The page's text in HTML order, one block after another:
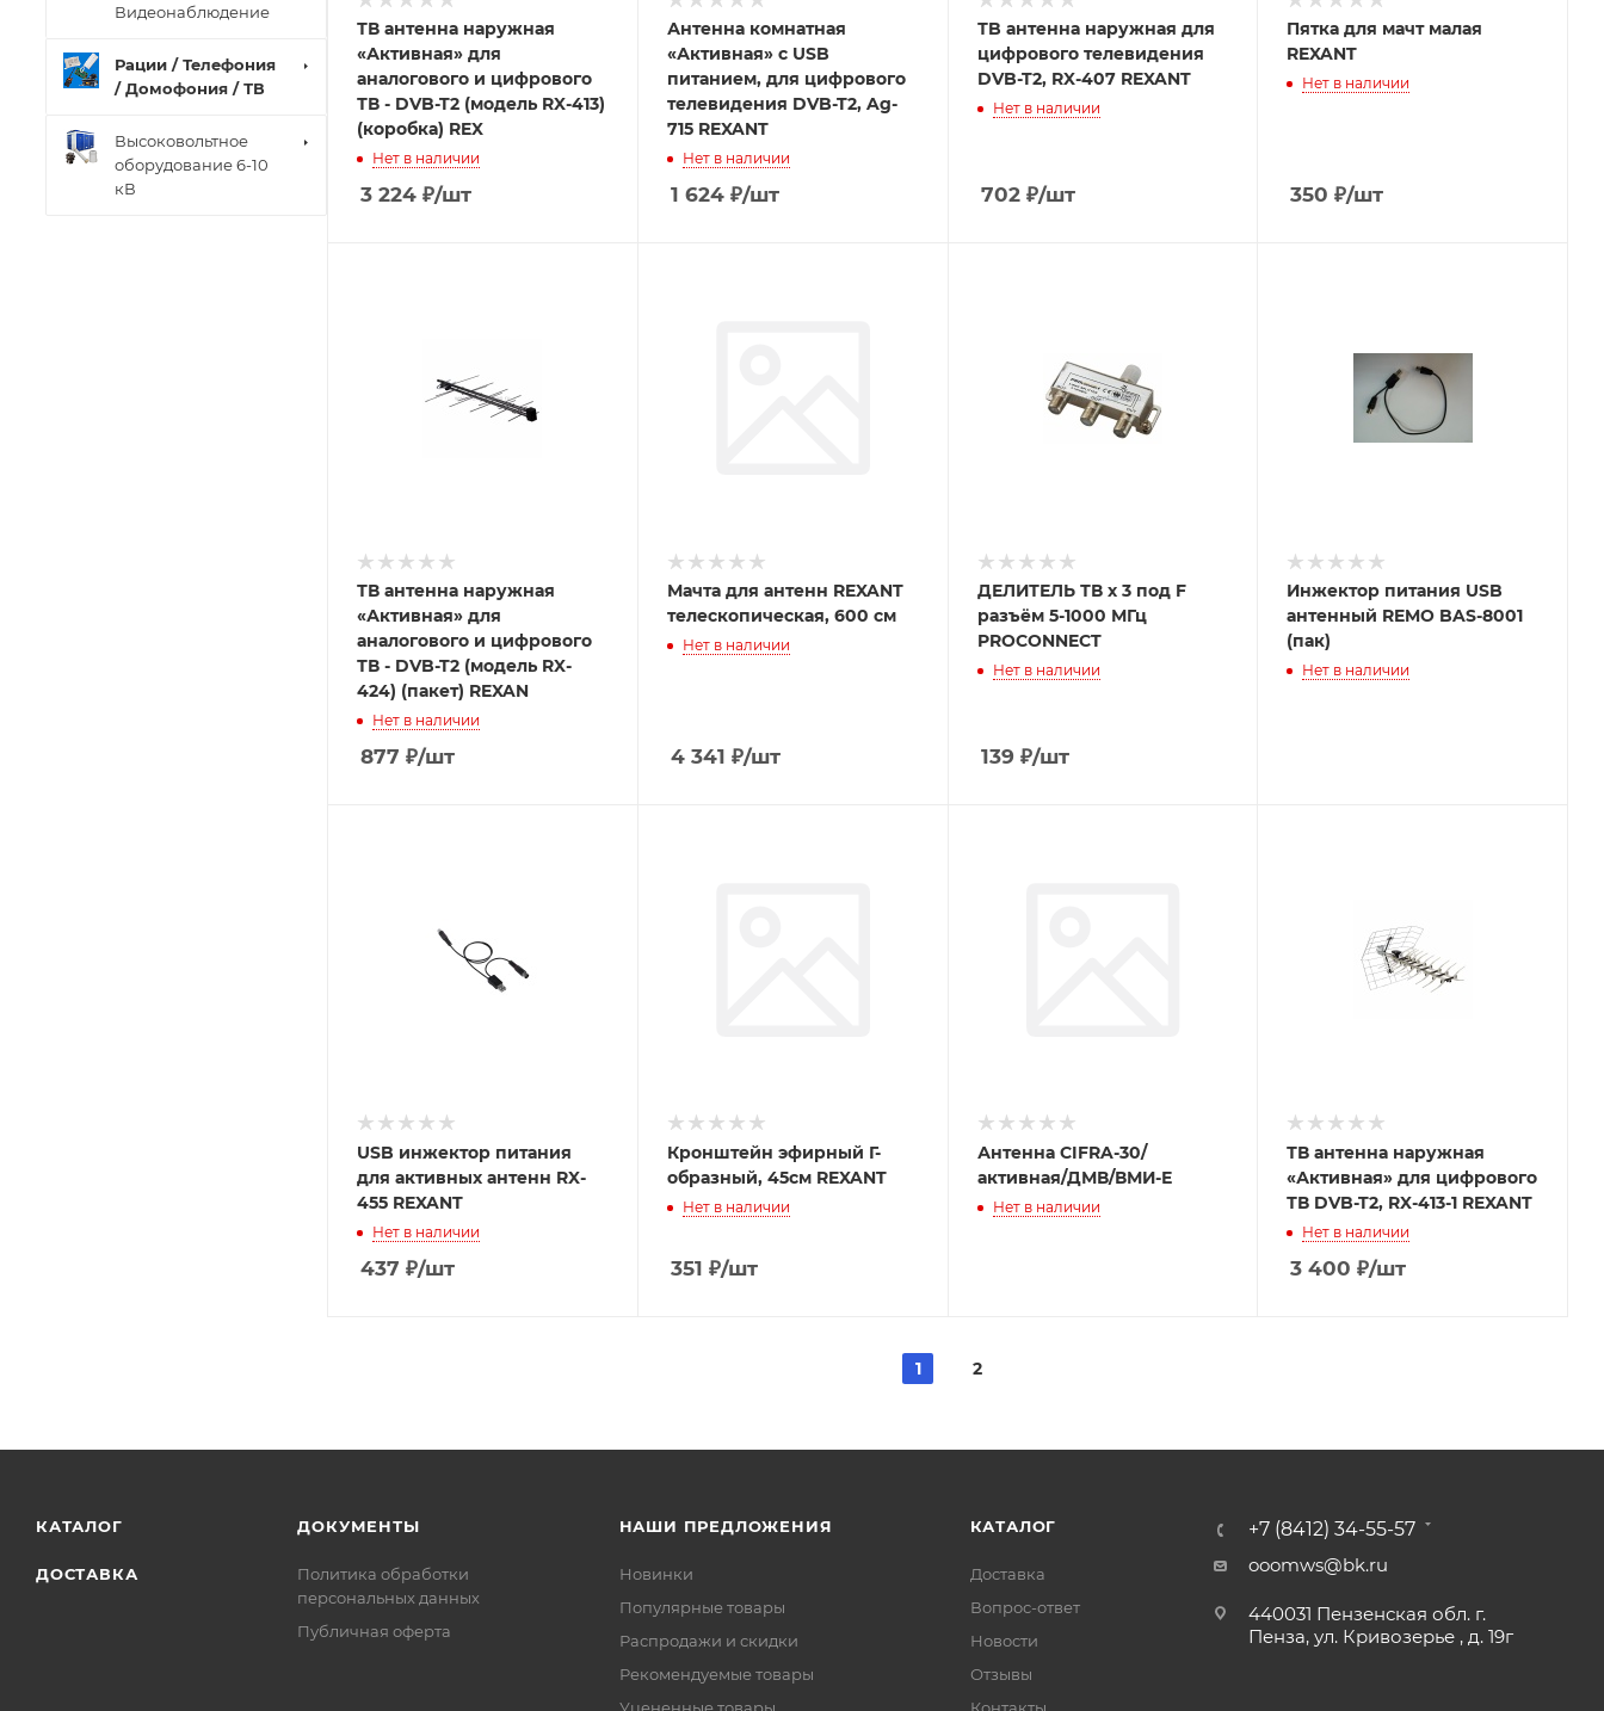
ТВ антенна наружная
«Активная» для
аналогового и цифрового
ТВ - DVB-T2 (модель RX-413)
(коробка) REX
Нет в наличии
3 224 ₽/шт
Антенна комнатная
«Активная» с USB
питанием, для цифрового
телевидения DVB-T2, Ag-
715 REXANT
Нет в наличии
1 624₽/шт
ТB антенна наружная для
цифрового телевидения
DVB-T2, RX-407 REXANT
Нет в наличии
702₽/шт
Пятка для мачт малая
REXANT
Нет в наличии
350 ₽/шт
ТВ антенна наружная
«Активная» для
аналогового и цифрового
ТВ - DVB-T2 (модель RX-
424) (пакет) REXAN
Нет в наличии
877 ₽/шт
Мачта для антенн REXANT
телескопическая, 600 см
Нет в наличии
4 341 ₽/шт
ДЕЛИТЕЛЬ ТВ х 3 под F
разъём 5-1000 МГц
PROCONNECT
Нет в наличии
139 ₽/шт
Инжектор питания USB
антенный REMO BAS-8001
(пак)
Нет в наличии
USB инжектор питания
для активных антенн RX-
455 REXANT
Нет в наличии
437 ₽/шт
Кронштейн эфирный Г-
образный, 45см REXANT
Нет в наличии
351 ₽/шт
Антенна CIFRA-30/
активная/ДМВ/ВМИ-Е
Нет в наличии
ТВ антенна наружная
«Активная» для цифрового
ТВ DVB-T2, RX-413-1 REXANT
Нет в наличии
3 400 ₽/шт
1 2
Видеонаблюдение
Рации / Телефония
/ Домофония / ТВ
Высоковольтное
оборудование 6-10
кВ
КАТАЛОГ
ДОСТАВКА
ДОКУМЕНТЫ
Политика обработки
персональных данных
Публичная оферта
НАШИ ПРЕДЛОЖЕНИЯ
Новинки
Популярные товары
Распродажи и скидки
Рекомендуемые товары
КАТАЛОГ
Доставка
Вопрос-ответ
Новости
Отзывы
+7 (8412) 34-55-57
ooomws@bk.ru
440031 Пензенская обл. г.
Пенза, ул. Кривозерье , д. 19г